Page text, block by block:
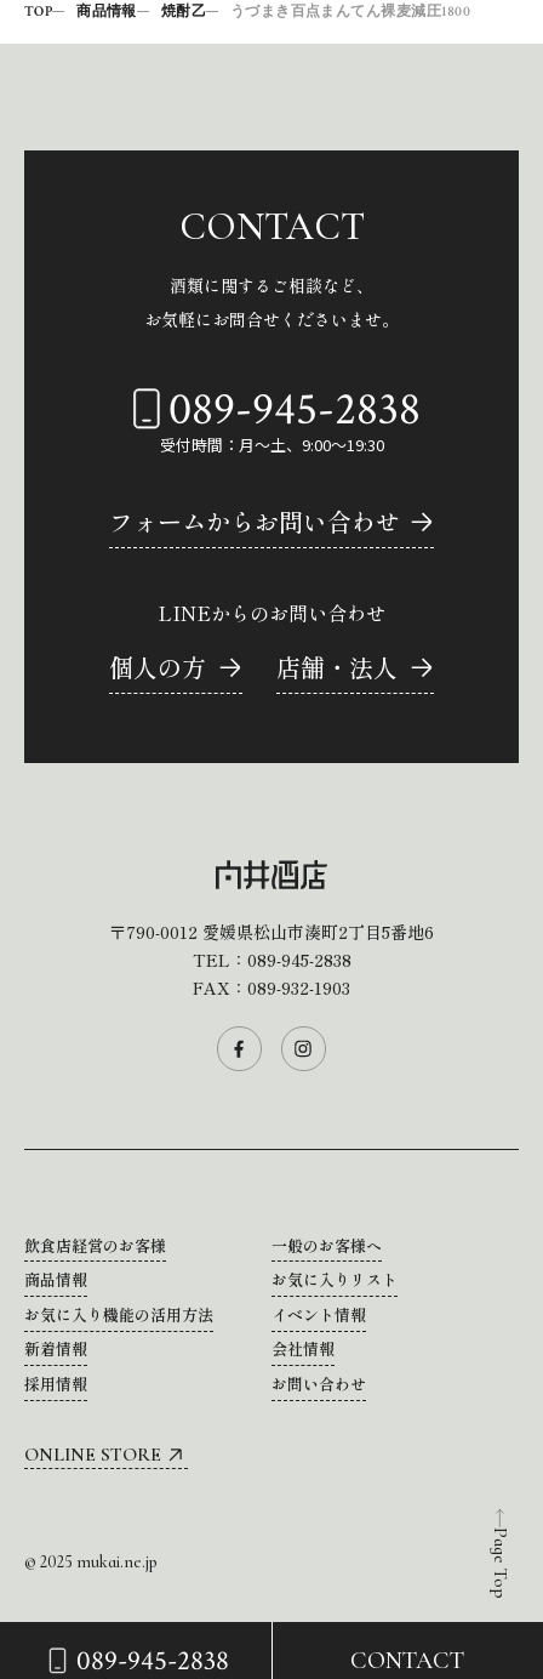
TOP 商品情報 焼酎乙 うづまき百点まんてん裸麦減圧1800
089-945-2838 CONTACT
Page Top
CONTACT
酒類に関するご相談など、
お気軽にお問合せくださいませ。
089-945-2838
受付時間：月～土、9:00～19:30
フォームからお問い合わせ
LINEからのお問い合わせ
個人の方 店舗・法人
〒790-0012 愛媛県松山市湊町2丁目5番地6
TEL： 089-945-2838
FAX：089-932-1903
飲食店経営のお客様
一般のお客様へ
商品情報
お気に入りリスト
お気に入り機能の活用方法
イベント情報
新着情報
会社情報
採用情報
お問い合わせ
ONLINE STORE
© 2025 mukai.ne.jp